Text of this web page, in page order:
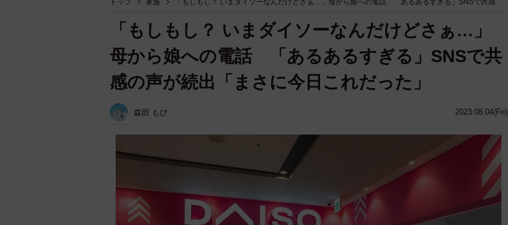
トップ 家族 「もしもし？ いまダイソーなんだけどさぁ…」母から娘への電話 「あるあるすぎる」SNSで共感
2023.08.04(Fri)
「もしもし？ いまダイソーなんだけどさぁ…」
母から娘への電話 「あるあるすぎる」SNSで共
感の声が続出「まさに今日これだった」
森田 もび